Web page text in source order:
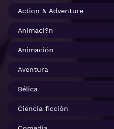
Action & Adventure
Animaci?n
Animación
Aventura
Bélica
Ciencia ficción